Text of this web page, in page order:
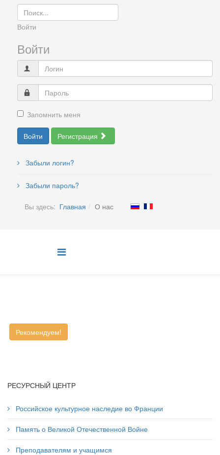
Войти
Войти
Запомнить меня
Войти Регистрация
Забыли логин?
Забыли пароль?
Вы здесь: Главная О нас
Рекомендуем!
РЕСУРСНЫЙ ЦЕНТР
Российское культурное наследие во Франции
Память о Великой Отечественной Войне
Преподавателям и учащимся